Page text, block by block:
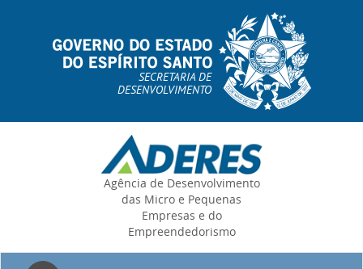
SECRETARIA DE
DESENVOLVIMENTO
Agência de Desenvolvimento
das Micro e Pequenas
Empresas e do
Empreendedorismo